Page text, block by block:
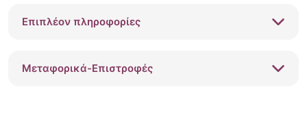
Επιπλέον πληροφορίες
Μεταφορικά-Επιστροφές